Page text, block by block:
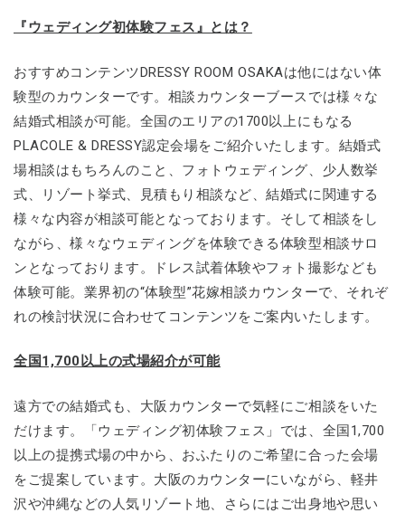
『ウェディング初体験フェス』とは？
おすすめコンテンツDRESSY ROOM OSAKAは他にはない体
験型のカウンターです。相談カウンターブースでは様々な
結婚式相談が可能。全国のエリアの1700以上にもなる
PLACOLE & DRESSY認定会場をご紹介いたします。結婚式
場相談はもちろんのこと、フォトウェディング、少人数挙
式、リゾート挙式、見積もり相談など、結婚式に関連する
様々な内容が相談可能となっております。そして相談をし
ながら、様々なウェディングを体験できる体験型相談サロ
ンとなっております。ドレス試着体験やフォト撮影なども
体験可能。業界初の“体験型”花嫁相談カウンターで、それぞ
れの検討状況に合わせてコンテンツをご案内いたします。
全国1,700以上の式場紹介が可能
遠方での結婚式も、大阪カウンターで気軽にご相談をいた
だけます。「ウェディング初体験フェス」では、全国1,700
以上の提携式場の中から、おふたりのご希望に合った会場
をご提案しています。大阪のカウンターにいながら、軽井
沢や沖縄などの人気リゾート地、さらにはご出身地や思い